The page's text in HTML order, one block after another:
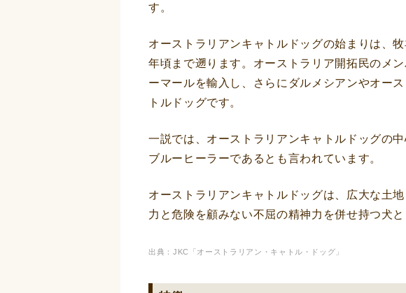
す。
オーストラリアンキャトルドッグの始まりは、
年頃まで遡ります。オーストラリア開拓民のメ
ーマールを輸入し、さらにダルメシアンやオー
トルドッグです。
一説では、オーストラリアンキャトルドッグの
ブルーヒーラーであるとも言われています。
オーストラリアンキャトルドッグは、広大な土
力と危険を顧みない不屈の精神力を併せ持つ犬と
出典：JKC 「オーストラリアン・キャトル・ドッグ」